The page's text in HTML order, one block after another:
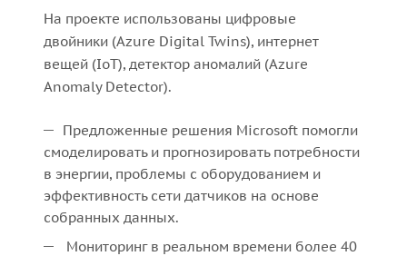
На проекте использованы цифровые
двойники (Azure Digital Twins), интернет
вещей (IoT), детектор аномалий (Azure
Anomaly Detector).
Предложенные решения Microsoft помогли
cмоделировать и прогнозировать потребности
в энергии, проблемы с оборудованием и
эффективность сети датчиков на основе
собранных данных.
Мониторинг в реальном времени более 40